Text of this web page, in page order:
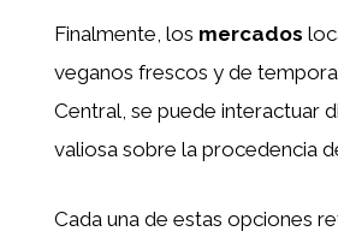
Finalmente, los mercados
veganos frescos y de
Central, se puede interactuar
valiosa sobre la procedencia
Cada una de estas opciones